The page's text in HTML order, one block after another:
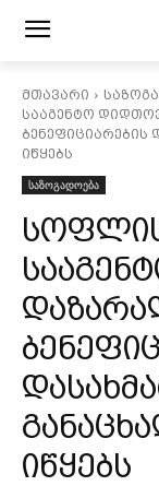
მთავარი
სააგენტო
ბენეფიციარების
იწყებს
საზოგადოება
იწყებს